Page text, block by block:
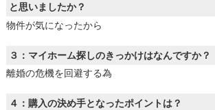
と思いましたか？
物件が気になったから
３：マイホーム探しのきっかけはなんですか？
離婚の危機を回避する為
４：購入の決め手となったポイントは？